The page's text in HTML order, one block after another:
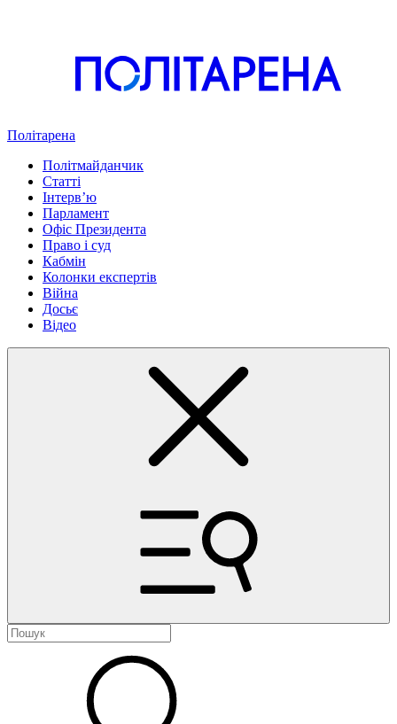
Політарена
Політмайданчик
Статті
Інтервʼю
Парламент
Офіс Президента
Право і суд
Кабмін
Колонки експертів
Війна
Досьє
Відео